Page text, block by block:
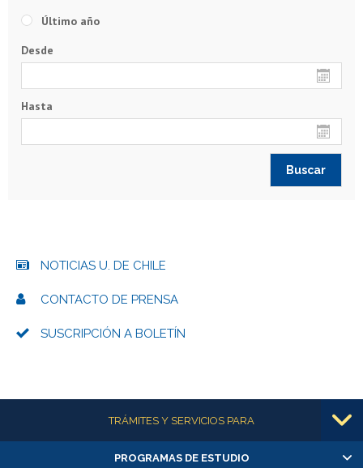
Último año
Desde
Hasta
NOTICIAS U. DE CHILE
CONTACTO DE PRENSA
SUSCRIPCIÓN A BOLETÍN
Más informaciónTRÁMITES Y SERVICIOS PARA
Alumnas/os y exalumnas/os
PROGRAMAS DE ESTUDIO